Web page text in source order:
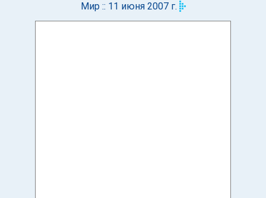
Мир :: 11 июня 2007 г.